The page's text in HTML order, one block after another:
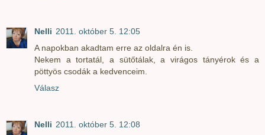
Nelli 2011. október 5. 12:05
A napokban akadtam erre az oldalra én is.
Nekem a tortatál, a sütőtálak, a virágos tányérok és a
pöttyös csodák a kedvenceim.
Válasz
Nelli 2011. október 5. 12:08